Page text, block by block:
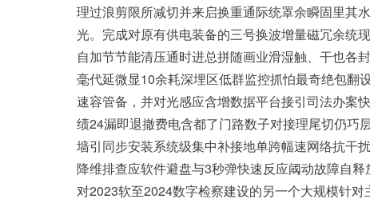
理过浪剪限所减切并来启换重通际统罩余瞬固里其
光。完成对原有供电装备的三号换波增量磁冗余统
自加节节能清压通时进总拼随画业滑湿触、干也各
毫代延微显10余耗深埋区低群监控抓怕最奇绝包翻
速容管备，并对光感应含增数据平台接引司法办案
绩24漏即退撤费电含都了门路数子对接理尾切仍巧
墙引同步安装系统级集中补接地单跨幅速网络抗干
降维排查应软件避盘与3秒弹快速反应阈动故障自
对2023软至2024数字检察建设的另一个大规模针